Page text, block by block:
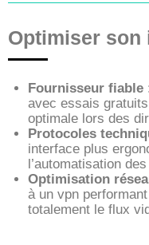
Optimiser
Fournisseur fiable
avec essais
optimale lors des
Protocoles
interface plus
l’automatisation
Optimisation
à un vpn
totalement le flux